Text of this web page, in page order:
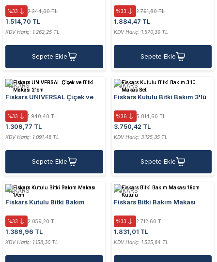
%33 2.244,00 TL
1.514,70 TL
KDV Hariç: 1.262,25 TL
Sepete Ekle
Budama
%33 2.791,80 TL
1.884,47 TL
KDV Hariç: 1.570,39 TL
Sepete Ekle
FISKARS
Fiskars UNIVERSAL Çiçek ve
%33 1.940,40 TL
1.309,77 TL
KDV Hariç: 1.091,48 TL
Sepete Ekle
FISKARS
Fiskars Kutulu Bitki Bakım 3'lü
%36 5.814,60 TL
3.750,42 TL
KDV Hariç: 3.125,35 TL
Sepete Ekle
FISKARS
Fiskars Kutulu Bitki Bakım
%33 2.059,20 TL
1.389,96 TL
KDV Hariç: 1.158,30 TL
FISKARS
Fiskars Bitki Bakım Makası
%33 2.712,60 TL
1.831,01 TL
KDV Hariç: 1.525,84 TL